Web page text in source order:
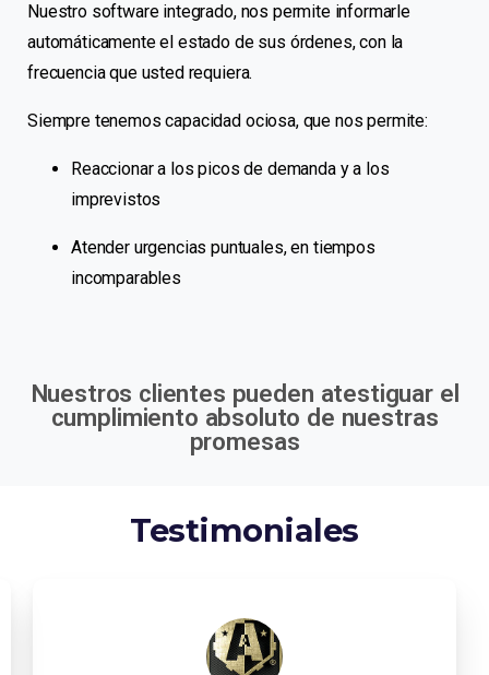
Nuestro software integrado, nos permite informarle
automáticamente el estado de sus órdenes, con la
frecuencia que usted requiera.
Siempre tenemos capacidad ociosa, que nos permite:
Reaccionar a los picos de demanda y a los
imprevistos
Atender urgencias puntuales, en tiempos
incomparables
Nuestros clientes pueden atestiguar el
cumplimiento absoluto de nuestras
promesas
Testimoniales